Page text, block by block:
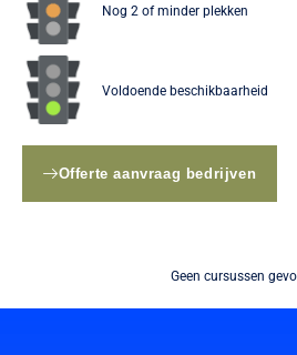
Nog 2 of minder plekken
Voldoende beschikbaarheid
Offerte aanvraag bedrijven
Geen cursussen